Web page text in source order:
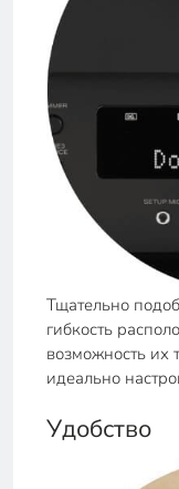
Тщательно
гибкость
возможность их
идеально
Удобство